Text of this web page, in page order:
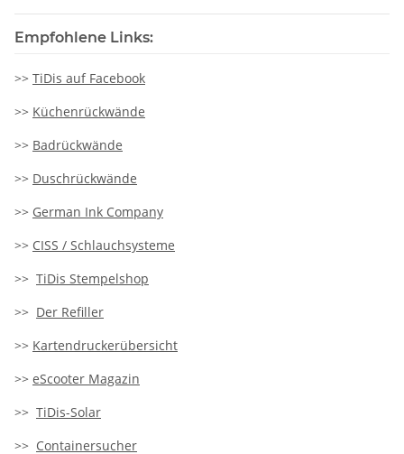
Empfohlene Links:
>> TiDis auf Facebook
>> Küchenrückwände
>> Badrückwände
>> Duschrückwände
>> German Ink Company
>> CISS / Schlauchsysteme
>> TiDis Stempelshop
>> Der Refiller
>> Kartendruckerübersicht
>> eScooter Magazin
>> TiDis-Solar
>> Containersucher